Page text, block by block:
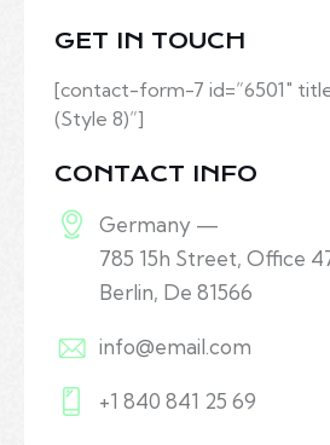
GET IN TOUCH
[contact-form-7 id=”6501″
(Style 8)”]
CONTACT INFO
Germany —
785 15h Street, Office
Berlin, De 81566
info@email.com
+1 840 841 25 69